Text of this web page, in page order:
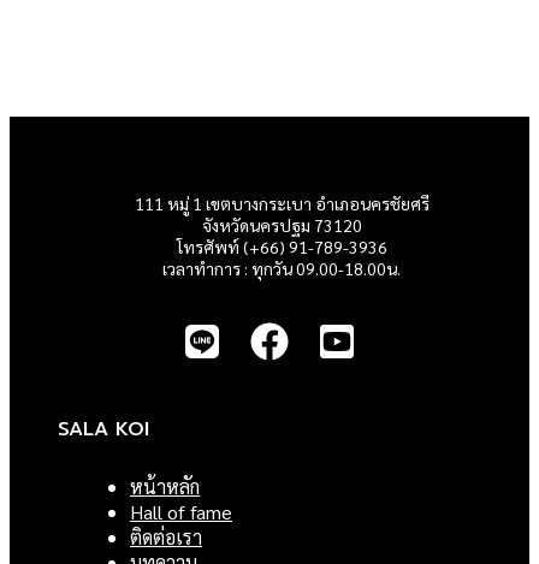
111 หมู่ 1 เขตบางกระเบา อำเภอนครชัยศรี
จังหวัดนครปฐม 73120
โทรศัพท์ (+66) 91-789-3936
เวลาทำการ : ทุกวัน 09.00-18.00น.
SALA KOI
หน้าหลัก
Hall of fame
ติดต่อเรา